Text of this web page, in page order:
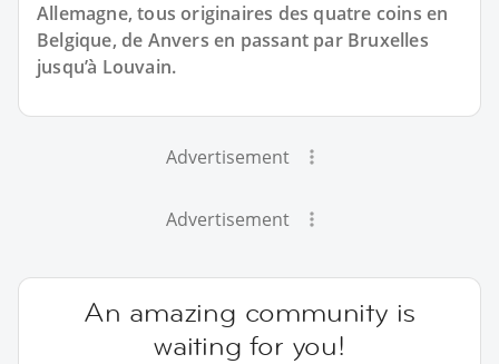
Allemagne, tous originaires des quatre coins en
Belgique, de Anvers en passant par Bruxelles
jusqu’à Louvain.
Advertisement
Advertisement
An amazing community is
waiting for you!